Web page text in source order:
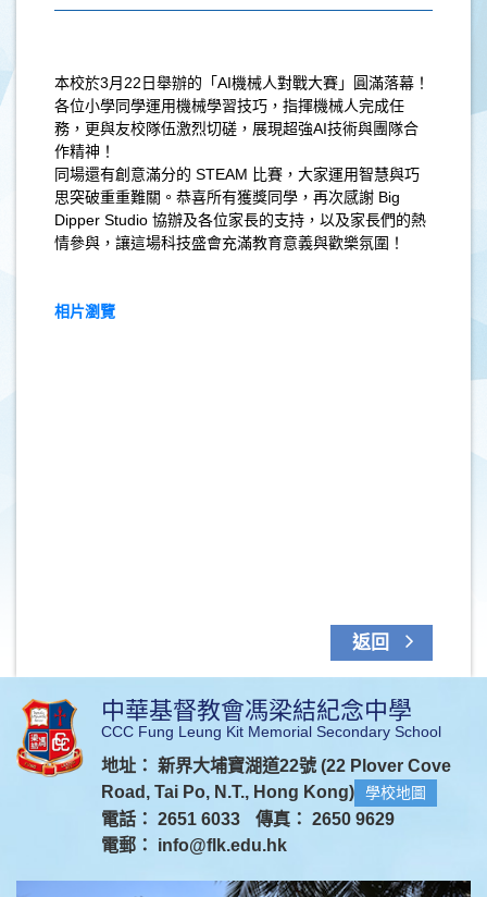
本校於3月 22 日舉辦的「AI機械人對戰大賽」圓滿落幕！
各位小學同學運用機械學習技巧，指揮機械人完成任
務，更與友校隊伍激烈切磋，展現超強AI技術與團隊合
作精神！
同場還有創意滿分的 STEAM 比賽，大家運用智慧與巧
思突破重重難關。恭喜所有獲獎同學，再次感謝 Big
Dipper Studio 協辦及各位家長的支持，以及家長們的熱
情參與，讓這場科技盛會充滿教育意義與歡樂氛圍！
相片瀏覽
返回
中華基督教會馮梁結紀念中學
CCC Fung Leung Kit Memorial Secondary School
地址： 新界大埔寶湖道22號 (22 Plover Cove
Road, Tai Po, N.T., Hong Kong)
學校地圖
電話： 2651 6033
傳真： 2650 9629
電郵： info@flk.edu.hk